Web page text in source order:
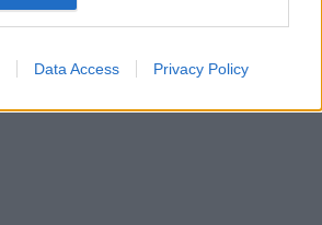
Data Access Privacy Policy